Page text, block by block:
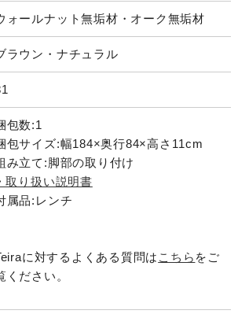
ォールナット無垢材・オーク無垢材
ラウン・ナチュラル
包数:1
包サイズ:幅184×奥行84×高さ11cm
み立て:脚部の取り付け
取り扱い説明書
属品:レンチ
に対するよくある質問は こちら をご
ください。